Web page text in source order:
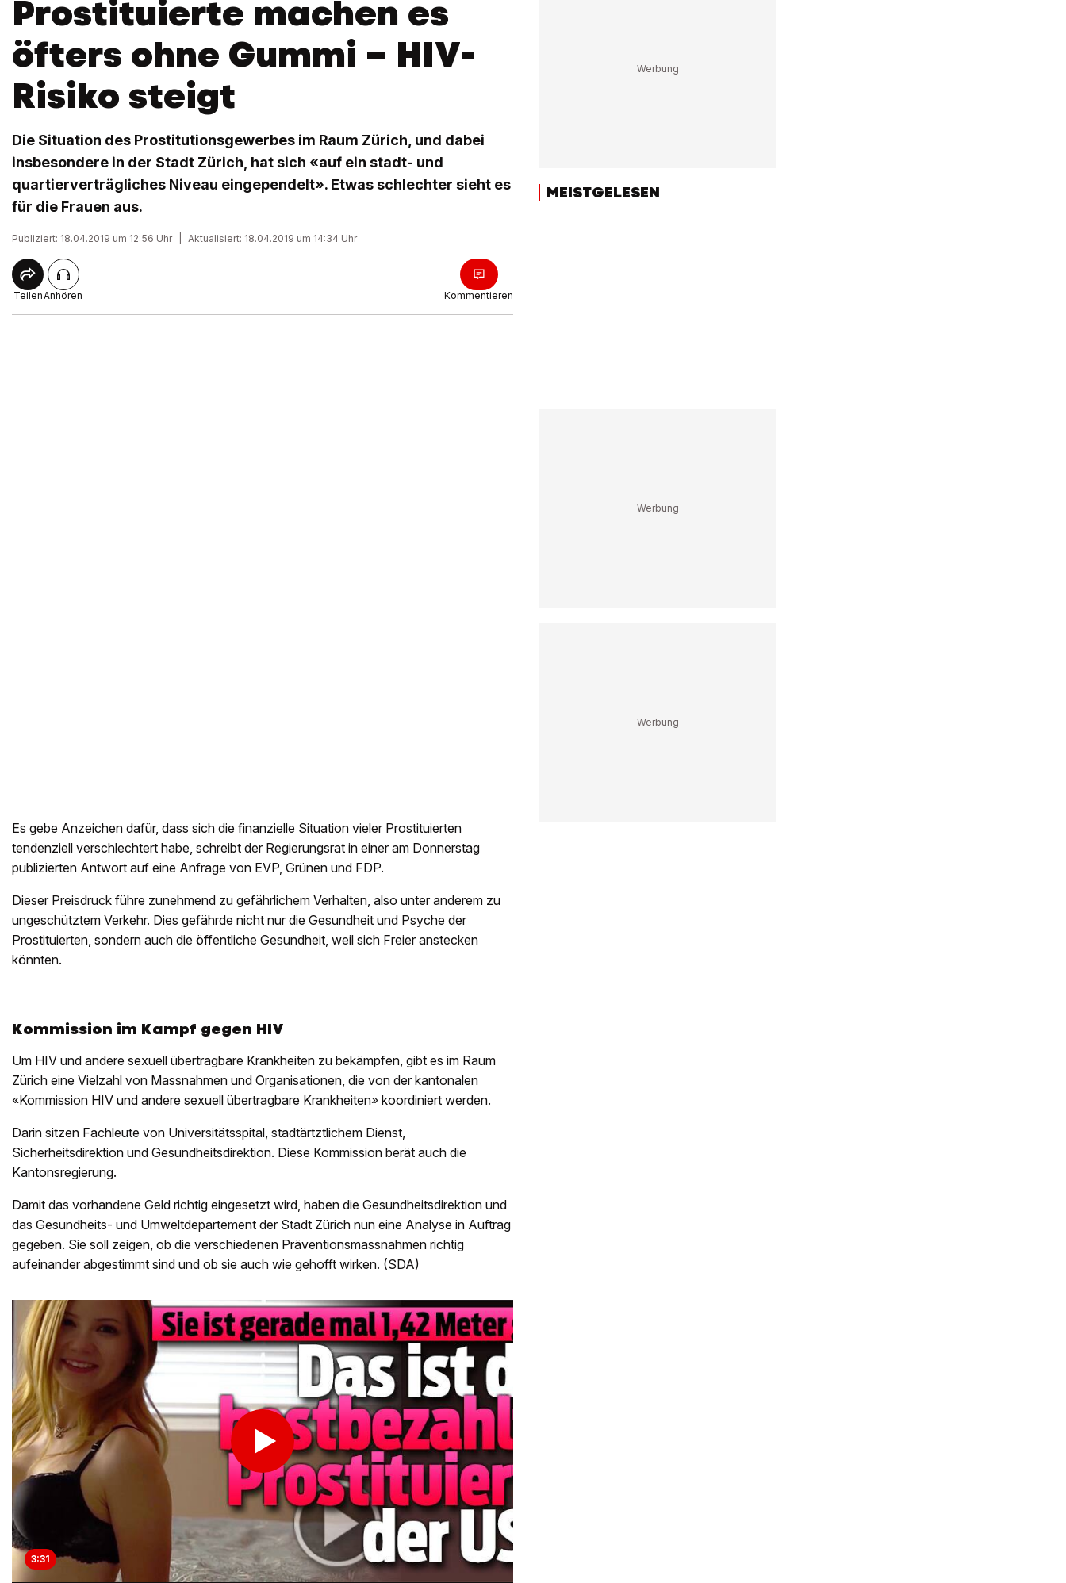
Prostituierte machen es
öfters ohne Gummi – HIV-
Risiko steigt
Die Situation des Prostitutionsgewerbes im Raum Zürich, und dabei
insbesondere in der Stadt Zürich, hat sich «auf ein stadt- und
quartierverträgliches Niveau eingependelt». Etwas schlechter sieht es
für die Frauen aus.
Publiziert: 18.04.2019 um 12:56 Uhr Aktualisiert: 18.04.2019 um 14:34 Uhr
TeilenAnhören Kommentieren
Es gebe Anzeichen dafür, dass sich die finanzielle Situation vieler Prostituierten
tendenziell verschlechtert habe, schreibt der Regierungsrat in einer am Donnerstag
publizierten Antwort auf eine Anfrage von EVP, Grünen und FDP.
Dieser Preisdruck führe zunehmend zu gefährlichem Verhalten, also unter anderem zu
ungeschütztem Verkehr. Dies gefährde nicht nur die Gesundheit und Psyche der
Prostituierten, sondern auch die öffentliche Gesundheit, weil sich Freier anstecken
könnten.
Kommission im Kampf gegen HIV
Um HIV und andere sexuell übertragbare Krankheiten zu bekämpfen, gibt es im Raum
Zürich eine Vielzahl von Massnahmen und Organisationen, die von der kantonalen
«Kommission HIV und andere sexuell übertragbare Krankheiten» koordiniert werden.
Darin sitzen Fachleute von Universitätsspital, stadtärtztlichem Dienst,
Sicherheitsdirektion und Gesundheitsdirektion. Diese Kommission berät auch die
Kantonsregierung.
Damit das vorhandene Geld richtig eingesetzt wird, haben die Gesundheitsdirektion und
das Gesundheits- und Umweltdepartement der Stadt Zürich nun eine Analyse in Auftrag
gegeben. Sie soll zeigen, ob die verschiedenen Präventionsmassnahmen richtig
aufeinander abgestimmt sind und ob sie auch wie gehofft wirken. (SDA)
3:31
MEISTGELESEN